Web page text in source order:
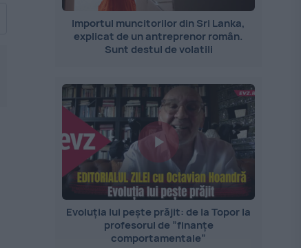
Importul muncitorilor din Sri Lanka,
explicat de un antreprenor român.
Sunt destul de volatili
Evoluția lui pește prăjit: de la Topor la
profesorul de ”finanțe
comportamentale”